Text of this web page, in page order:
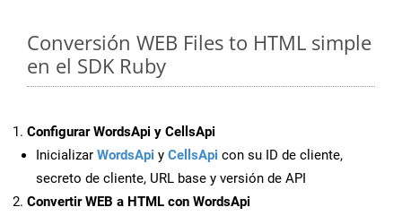
Conversión WEB Files to HTML simple
en el SDK Ruby
Configurar WordsApi y CellsApi
Inicializar WordsApi y CellsApi con su ID de cliente,
secreto de cliente, URL base y versión de API
Convertir WEB a HTML con WordsApi